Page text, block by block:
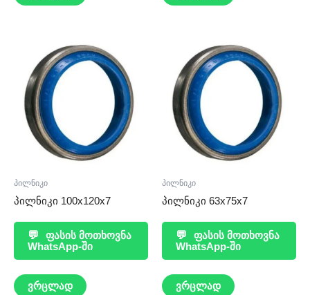
პილნიკი
პილნიკი 100x120x7
💬
ფასის მოთხოვნა
WhatsApp-ში
ვრცლად
პილნიკი
პილნიკი 63x75x7
💬
ფასის მოთხოვნა
WhatsApp-ში
ვრცლად